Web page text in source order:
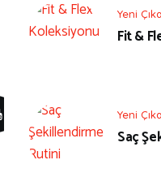
Yeni
Fit &
Yeni
Saç